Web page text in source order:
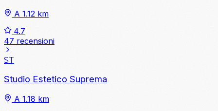
A 1.12 km
4.7
47 recensioni
ST
Studio Estetico Suprema
A 1.18 km